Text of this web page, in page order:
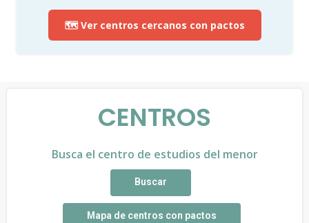
🗺️ Ver centros cercanos con pactos
CENTROS
Busca el centro de estudios del menor
Buscar
Mapa de centros con pactos